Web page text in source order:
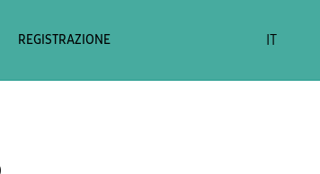
REGISTRAZIONE IT